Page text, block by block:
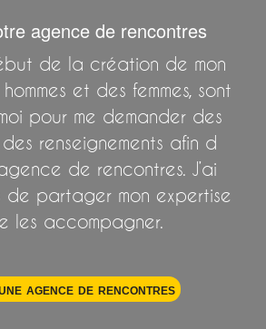
agence de rencontres
de la création de mon
et des femmes, sont
pour me demander des
renseignements afin d
de rencontres. J’ai
partager mon expertise
les accompagner.
agence de rencontres